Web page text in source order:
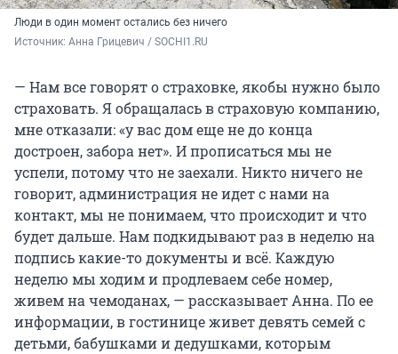
Люди в один момент остались без ничего
Источник: Анна Грицевич / SOCHI1.RU
— Нам все говорят о страховке, якобы нужно было
страховать. Я обращалась в страховую компанию,
мне отказали: «у вас дом еще не до конца
достроен, забора нет». И прописаться мы не
успели, потому что не заехали. Никто ничего не
говорит, администрация не идет с нами на
контакт, мы не понимаем, что происходит и что
будет дальше. Нам подкидывают раз в неделю на
подпись какие-то документы и всё. Каждую
неделю мы ходим и продлеваем себе номер,
живем на чемоданах, — рассказывает Анна. По ее
информации, в гостинице живет девять семей с
детьми, бабушками и дедушками, которым